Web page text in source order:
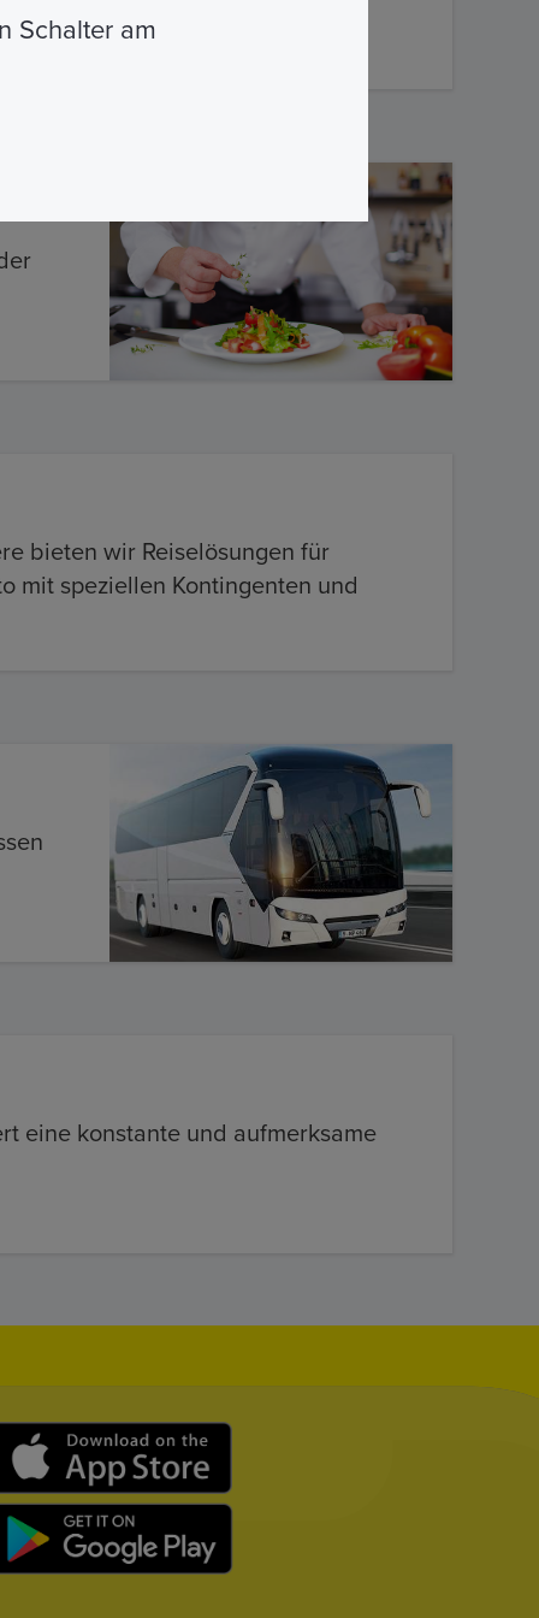
bieten wir Reiselösungen für
mit speziellen Kontingenten und
eine konstante und aufmerksame
Schalter am